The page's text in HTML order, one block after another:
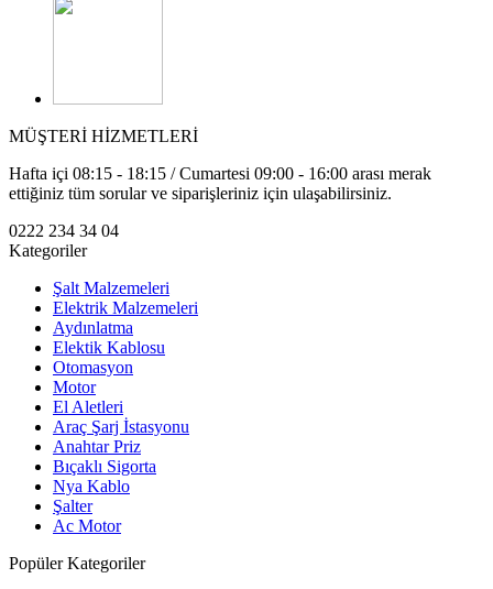
MÜŞTERİ HİZMETLERİ
Hafta içi 08:15 - 18:15 / Cumartesi 09:00 - 16:00 arası merak
ettiğiniz tüm sorular ve siparişleriniz için ulaşabilirsiniz.
0222 234 34 04
Kategoriler
Şalt Malzemeleri
Elektrik Malzemeleri
Aydınlatma
Elektik Kablosu
Otomasyon
Motor
El Aletleri
Araç Şarj İstasyonu
Anahtar Priz
Bıçaklı Sigorta
Nya Kablo
Şalter
Ac Motor
Popüler Kategoriler